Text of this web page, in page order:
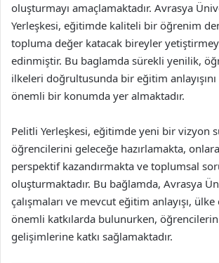
oluşturmayı amaçlamaktadır. Avrasya
Yerleşkesi, eğitimde kaliteli bir öğrenim
topluma değer katacak bireyler
edinmiştir. Bu baglamda sürekli yenilik,
ilkeleri doğrultusunda bir eğitim
önemli bir konumda yer almaktadır.
Pelitli Yerleşkesi, eğitimde yeni bir vizyon
öğrencilerini geleceğe hazırlamakta,
perspektif kazandırmakta ve toplumsal
oluşturmaktadır. Bu bağlamda, Avrasya
çalışmaları ve mevcut eğitim anlayışı,
önemli katkılarda bulunurken,
gelişimlerine katkı sağlamaktadır.